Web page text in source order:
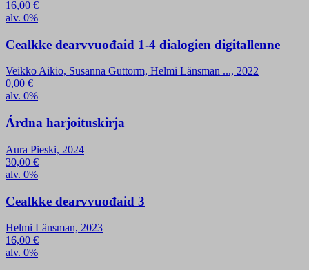
16,00 €
alv. 0%
Cealkke dearvvuođaid 1-4 dialogien digitallenne
Veikko Aikio, Susanna Guttorm, Helmi Länsman ..., 2022
0,00 €
alv. 0%
Árdna harjoituskirja
Aura Pieski, 2024
30,00 €
alv. 0%
Cealkke dearvvuođaid 3
Helmi Länsman, 2023
16,00 €
alv. 0%